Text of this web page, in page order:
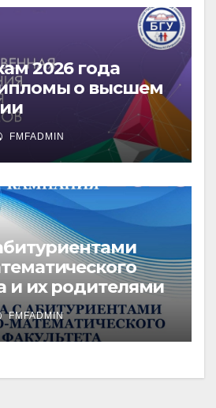
2026 года
о высшем
FMFADMIN
и их родителями
FMFADMIN